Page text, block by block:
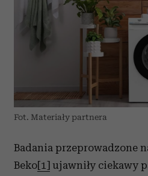
Fot. Materiały partnera
Badania przeprowadzone
Beko[1] ujawniły ciekawy